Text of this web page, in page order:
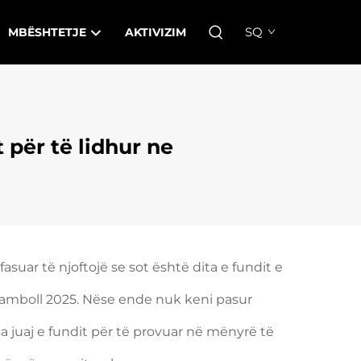
MBËSHTETJE AKTIVIZIM SQ
për të lidhur ne
të njoftojë se sot është dita e fundit e
2025. Nëse ende nuk keni pasur
juaj e fundit për të provuar në mënyrë të